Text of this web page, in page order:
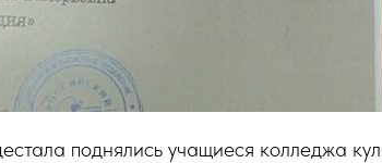
поднялись учащиеся колледжа